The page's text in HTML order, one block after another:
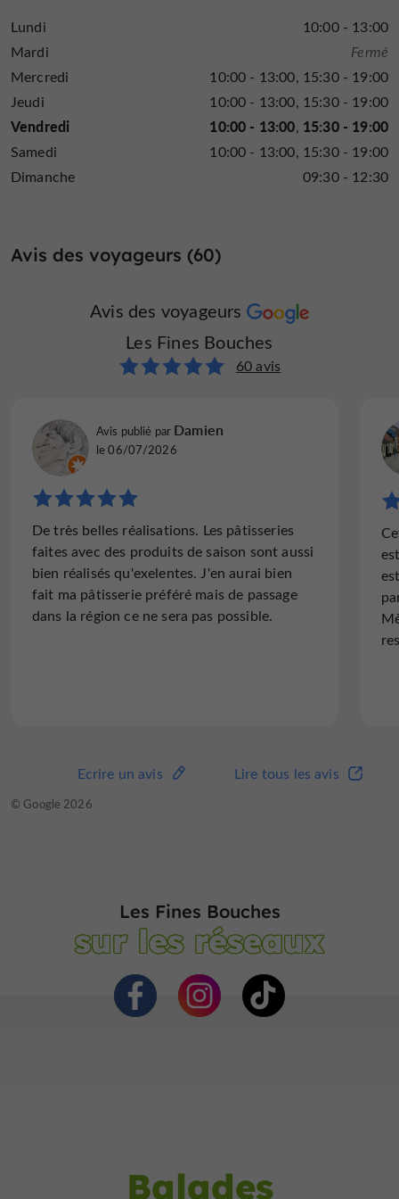
savourer des pâtisseries d'exception, alliantsavoir-
faire artisanal
Lundi
10:00 - 13:00
Mardi
Fermé
Mercredi
10:00 - 13:00 15:30 - 19:00
Jeudi
10:00 - 13:00 15:30 - 19:00
Vendredi 10:00 - 13:00 15:30 - 19:00
Samedi 10:00 - 13:00 15:30 - 19:00
Dimanche
09:30 - 12:30
Avis des voyageurs (60)
Avis des voyageurs
Les Fines Bouches
60 avis
Avis publié par Damien
le 06/07/2026
De très belles réalisations. Les pâtisseries
faites avec des produits de saison sont aussi
bien réalisés qu'exelentes. J'en aurai bien
fait ma pâtisserie préféré mais de passage
dans la région ce ne sera pas possible.
Lire tous les avis
Ecrire un avis
© Google 2026
Les Fines Bouches
sur les réseaux
Balades